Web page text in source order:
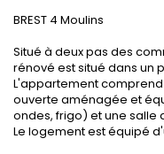
BREST 4 Moulins
Situé à deux pas des
rénové est situé dans un
L'appartement
ouverte aménagée et
ondes, frigo) et une salle
Le logement est équipé